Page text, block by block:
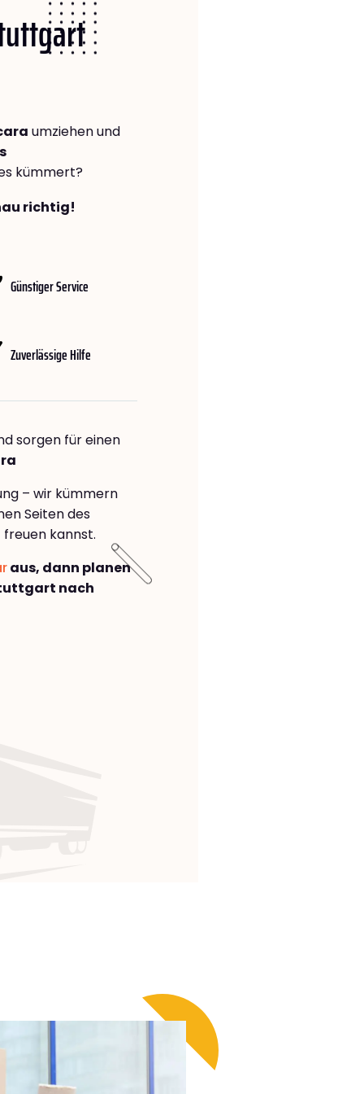
umziehen und
kümmert?
richtig!
Günstiger Service
Zuverlässige Hilfe
sorgen für einen
– wir kümmern
Seiten des
freuen kannst.
aus, dann planen
nach